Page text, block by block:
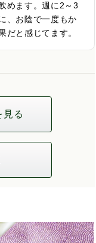
めます。週に2～3
、お陰で一度もか
だと感じてます。
見る